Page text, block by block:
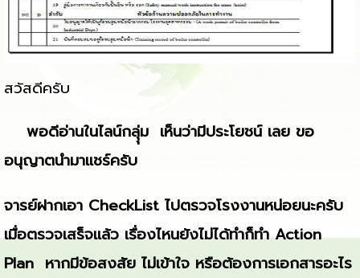
สวัสดีครับ
พอดีอ่านในไลน์กลุุ่ม เห็นว่ามีประโยชน์ เลย ขอ
อนุญาตนำมาแชร์ครับ
จารย์ฝากเอา CheckList ไปตรวจโรงงานหน่อยนะครับ
เมื่อตรวจเสร็จแล้ว เรื่องไหนยังไม่ได้ทำก็ทำ Action
Plan หากมีข้อสงสัย ไม่เข้าใจ หรือต้องการเอกสารอะไร